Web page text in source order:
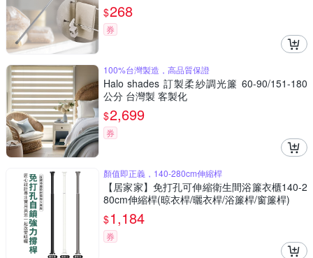
$268
券
100%台灣製造，高品質保證
Halo shades 訂製柔紗調光簾 60-90/151-180
公分 台灣製 客製化
$2,699
券
顏值即正義，140-280cm伸縮桿
【居家家】免打孔可伸縮衛生間浴簾衣櫃140-2
80cm伸縮桿(晾衣桿/曬衣桿/浴簾桿/窗簾桿)
$1,184
券